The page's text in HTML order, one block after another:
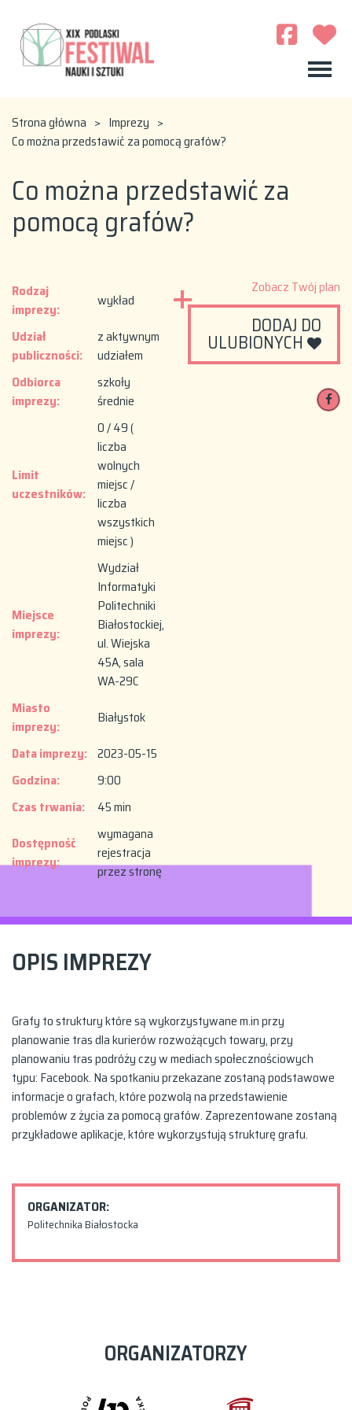
Strona główna > Imprezy >
Co można przedstawić za pomocą grafów?
Co można przedstawić za
pomocą grafów?
Rodzaj
imprezy:
wykład
Udział
publiczności:
z aktywnym
udziałem
Odbiorca
imprezy:
szkoły
średnie
Limit
uczestników:
0 / 49 (
liczba
wolnych
miejsc /
liczba
wszystkich
miejsc )
Miejsce
imprezy:
Wydział
Informatyki
Politechniki
Białostockiej,
ul. Wiejska
45A, sala
WA-29C
Miasto
imprezy:
Białystok
Data imprezy: 2023-05-15
Godzina:
9:00
Czas trwania:
45 min
Dostępność
imprezy:
wymagana
rejestracja
przez stronę
Zobacz Twój plan
DODAJ DO
ULUBIONYCH
OPIS IMPREZY
Grafy to struktury które są wykorzystywane m.in przy
planowanie tras dla kurierów rozwożących towary, przy
planowaniu tras podróży czy w mediach społecznościowych
typu: Facebook. Na spotkaniu przekazane zostaną podstawowe
informacje o grafach, które pozwolą na przedstawienie
problemów z życia za pomocą grafów. Zaprezentowane zostaną
przykładowe aplikacje, które wykorzystują strukturę grafu.
ORGANIZATOR:
Politechnika Białostocka
ORGANIZATORZY